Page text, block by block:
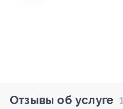
Отзывы об услуге